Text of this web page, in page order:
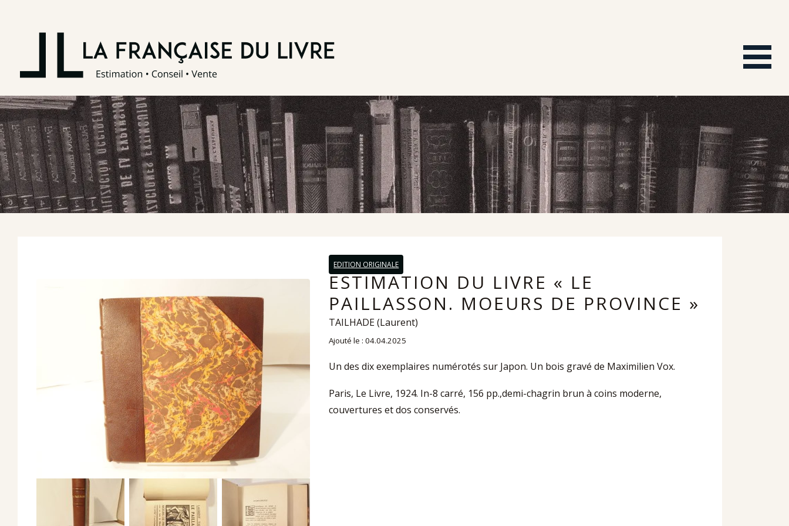
EDITION ORIGINALE
ESTIMATION DU LIVRE « LE
PAILLASSON. MOEURS DE PROVINCE »
TAILHADE (Laurent)
Ajouté le : 04.04.2025
Un des dix exemplaires numérotés sur Japon. Un bois gravé de Maximilien Vox.
Paris, Le Livre, 1924. In-8 carré, 156 pp.,demi-chagrin brun à coins moderne,
couvertures et dos conservés.